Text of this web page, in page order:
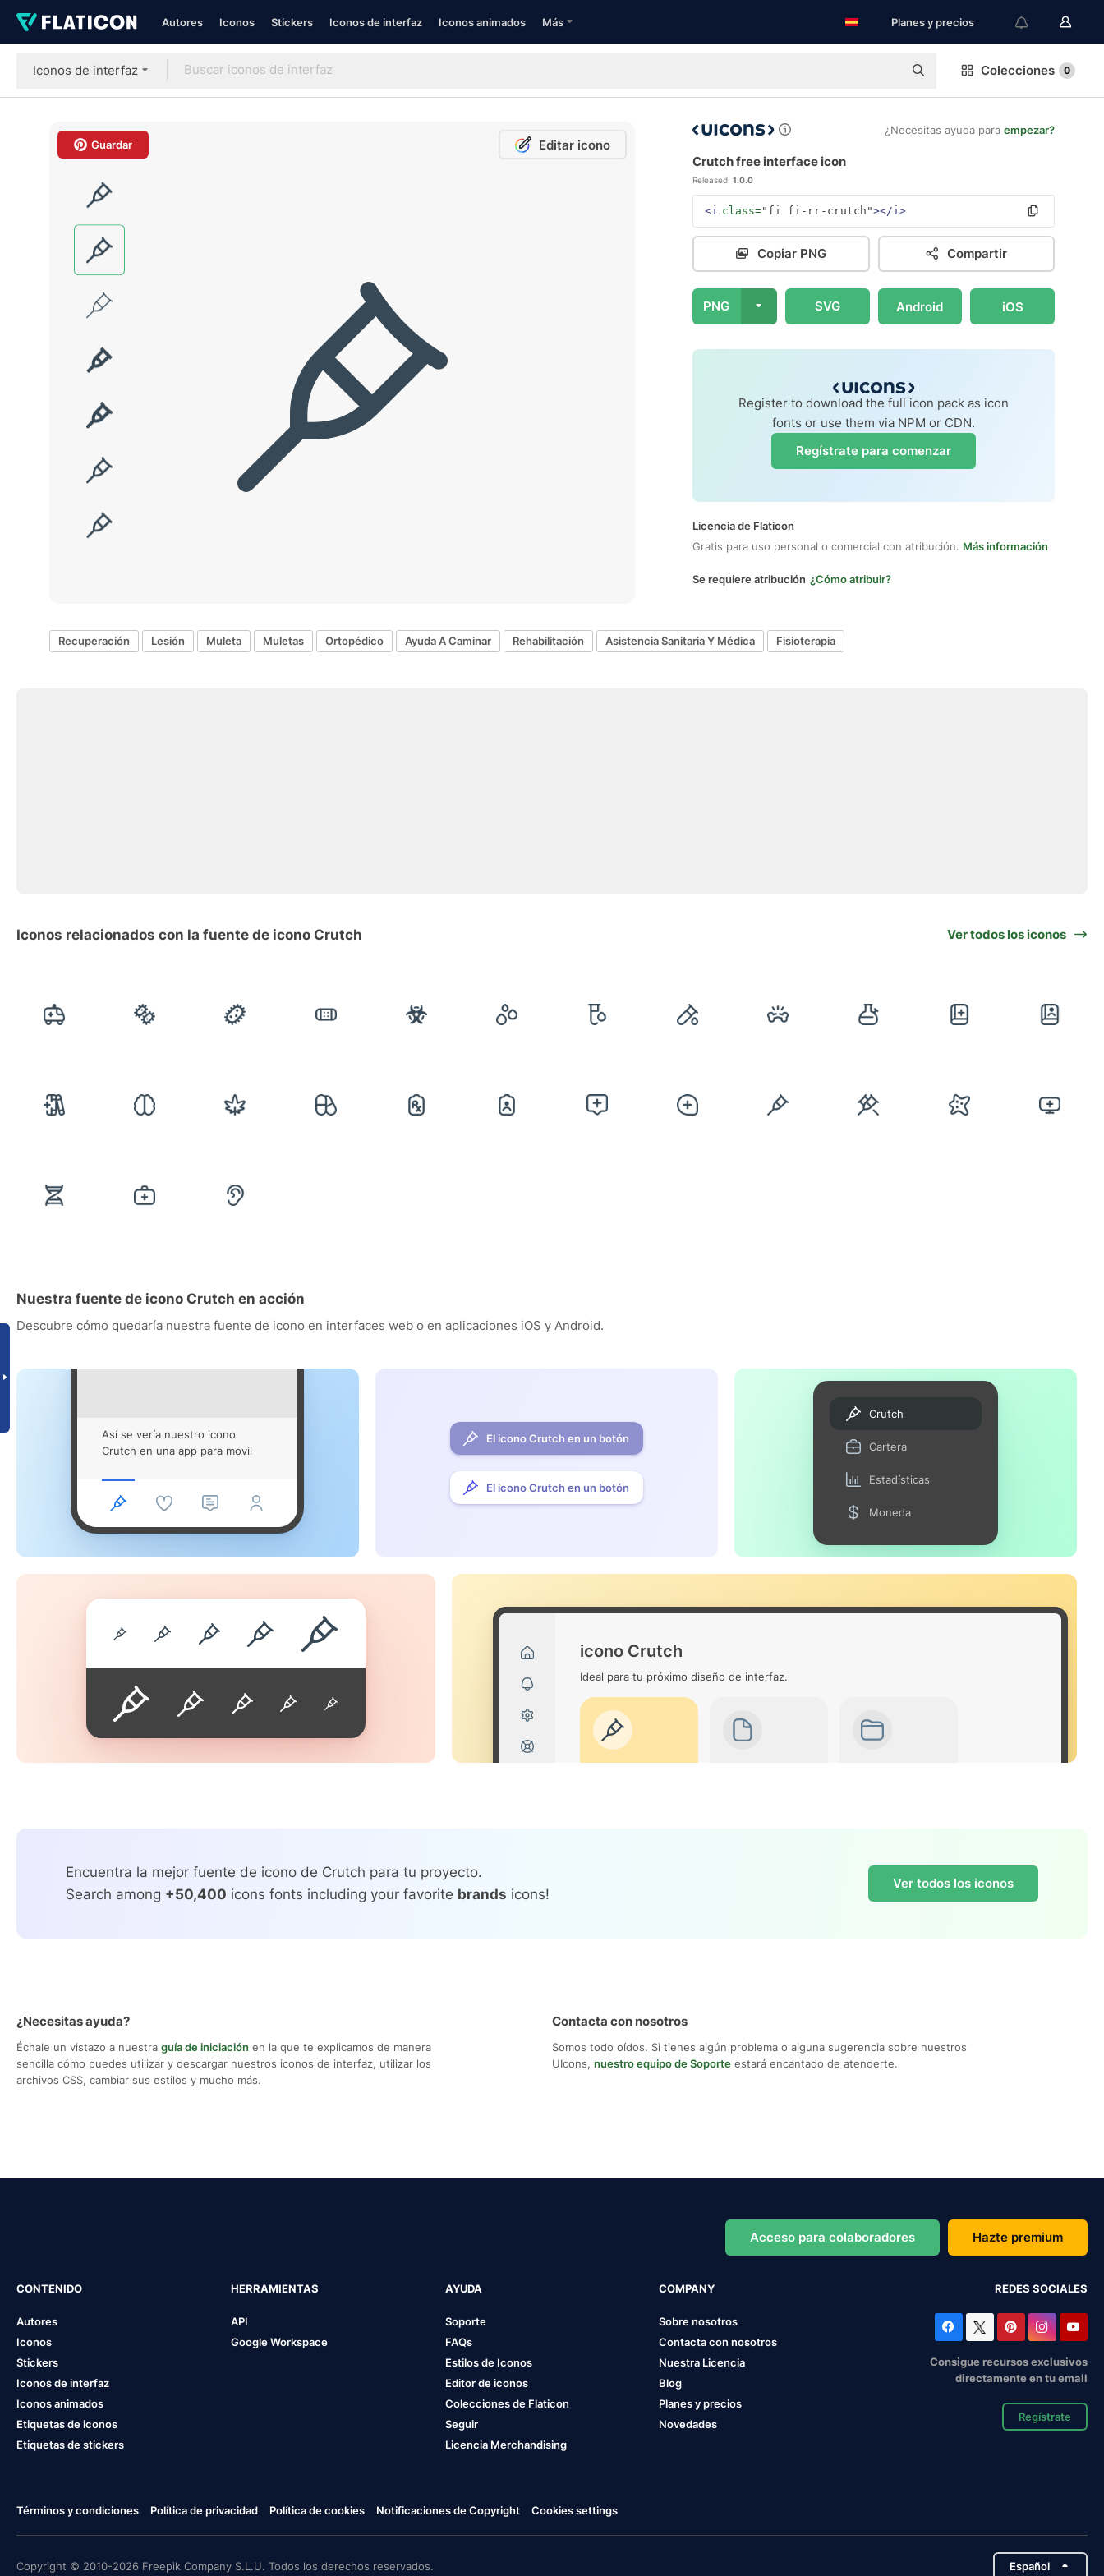
Autores Iconos Stickers Iconos de interfaz Iconos animados Más Planes y precios
Iconos de interfaz Colecciones 0
Guardar Editar icono
¿Necesitas ayuda para empezar?
Crutch free interface icon
Released: 1.0.0
<i class="fi fi-rr-crutch"></i>
Copiar PNG Compartir
PNG SVG Android iOS
Register to download the full icon pack as icon
fonts or use them via NPM or CDN.
Regístrate para comenzar
Licencia de Flaticon
Gratis para uso personal o comercial con atribución. Más información
Se requiere atribución ¿Cómo atribuir?
Recuperación Lesión Muleta Muletas Ortopédico Ayuda A Caminar Rehabilitación Asistencia Sanitaria Y Médica Fisioterapia
Iconos relacionados con la fuente de icono Crutch Ver todos los iconos
Nuestra fuente de icono Crutch en acción
Descubre cómo quedaría nuestra fuente de icono en interfaces web o en aplicaciones iOS y Android.
Así se vería nuestro icono
Crutch en una app para movil
El icono Crutch en un botón
El icono Crutch en un botón
Crutch
Cartera
Estadísticas
Moneda
icono Crutch
Ideal para tu próximo diseño de interfaz.
Encuentra la mejor fuente de icono de Crutch para tu proyecto.
Search among +50,400 icons fonts including your favorite brands icons!
Ver todos los iconos
¿Necesitas ayuda?
Échale un vistazo a nuestra guía de iniciación en la que te explicamos de manera
sencilla cómo puedes utilizar y descargar nuestros iconos de interfaz, utilizar los
archivos CSS, cambiar sus estilos y mucho más.
Contacta con nosotros
Somos todo oídos. Si tienes algún problema o alguna sugerencia sobre nuestros
UIcons, nuestro equipo de Soporte estará encantado de atenderte.
Acceso para colaboradores Hazte premium
CONTENIDO
Autores
Iconos
Stickers
Iconos de interfaz
Iconos animados
Etiquetas de iconos
Etiquetas de stickers
HERRAMIENTAS
API
Google Workspace
AYUDA
Soporte
FAQs
Estilos de Iconos
Editor de iconos
Colecciones de Flaticon
Seguir
Licencia Merchandising
COMPANY
Sobre nosotros
Contacta con nosotros
Nuestra Licencia
Blog
Planes y precios
Novedades
REDES SOCIALES
Consigue recursos exclusivos
directamente en tu email
Regístrate
Términos y condiciones Política de privacidad Política de cookies Notificaciones de Copyright Cookies settings
Copyright © 2010-2026 Freepik Company S.L.U. Todos los derechos reservados. Español